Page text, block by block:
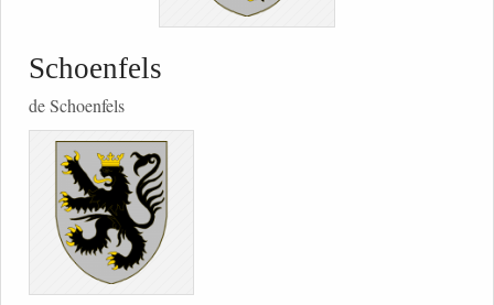
Schoenfels
de Schoenfels